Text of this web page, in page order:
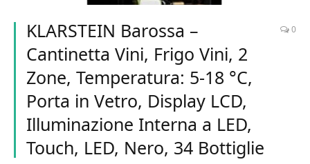
KLARSTEIN Barossa –
Cantinetta Vini, Frigo Vini, 2
Zone, Temperatura: 5-18 °C,
Porta in Vetro, Display LCD,
Illuminazione Interna a LED,
Touch, LED, Nero, 34 Bottiglie
0